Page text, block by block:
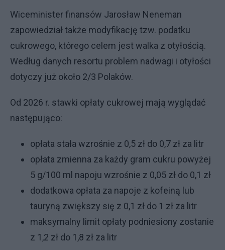
Wiceminister finansów Jarosław Neneman
zapowiedział także modyfikację tzw. podatku
cukrowego, którego celem jest walka z otyłością.
Według danych resortu problem nadwagi i otyłości
dotyczy już około 2/3 Polaków.
Od 2026 r. stawki opłaty cukrowej mają wyglądać
następująco:
opłata stała wzrośnie z 0,5 zł do 0,7 zł za litr
opłata zmienna za każdy gram cukru powyżej
5 g/100 ml napoju wzrośnie z 0,05 zł do 0,1 zł
dodatkowa opłata za napoje z kofeiną lub
tauryną zwiększy się z 0,1 zł do 1 zł za litr
maksymalny limit opłaty podniesiony zostanie
z 1,2 zł do 1,8 zł za litr